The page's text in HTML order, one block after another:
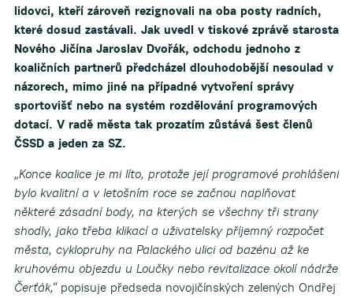
lidovci, kteří zároveň rezignovali na oba posty radních,
které dosud zastávali. Jak uvedl v tiskové zprávě starosta
Nového Jičína Jaroslav Dvořák, odchodu jednoho z
koaličních partnerů předcházel dlouhodobější nesoulad v
názorech, mimo jiné na případné vytvoření správy
sportovišť nebo na systém rozdělování programových
dotací. V radě města tak prozatím zůstává šest členů
ČSSD a jeden za SZ.
„Konce koalice je mi líto, protože její programové prohlášení
bylo kvalitní a v letošním roce se začnou naplňovat
některé zásadní body, na kterých se všechny tři strany
shodly, jako třeba klikací a uživatelsky příjemný rozpočet
města, cyklopruhy na Palackého ulici od bazénu až ke
kruhovému objezdu u Loučky nebo revitalizace okolí nádrže
Čerťák,“ popisuje předseda novojičínských zelených Ondřej